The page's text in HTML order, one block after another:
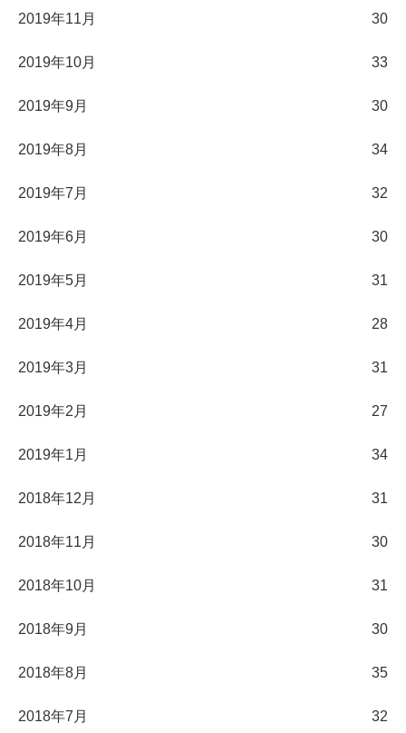
2019年11月 30
2019年10月 33
2019年9月 30
2019年8月 34
2019年7月 32
2019年6月 30
2019年5月 31
2019年4月 28
2019年3月 31
2019年2月 27
2019年1月 34
2018年12月 31
2018年11月 30
2018年10月 31
2018年9月 30
2018年8月 35
2018年7月 32